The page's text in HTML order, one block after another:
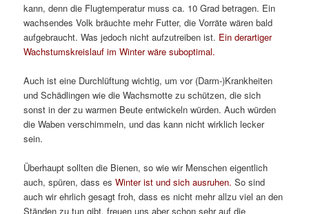
kann, denn die Flugtemperatur muss ca. 10 Grad betragen. Ein
wachsendes Volk bräuchte mehr Futter, die Vorräte wären bald
aufgebraucht. Was jedoch nicht aufzutreiben ist. Ein derartiger
Wachstumskreislauf im Winter wäre suboptimal.
Auch ist eine Durchlüftung wichtig, um vor (Darm-)Krankheiten
und Schädlingen wie die Wachsmotte zu schützen, die sich
sonst in der zu warmen Beute entwickeln würden. Auch würden
die Waben verschimmeln, und das kann nicht wirklich lecker
sein.
Überhaupt sollten die Bienen, so wie wir Menschen eigentlich
auch, spüren, dass esWinter ist und sich ausruhen. So sind
auch wir ehrlich gesagt froh, dass es nicht mehr allzu viel an den
Ständen zu tun gibt, freuen uns aber schon sehr auf die